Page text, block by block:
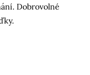
Dobrovolné